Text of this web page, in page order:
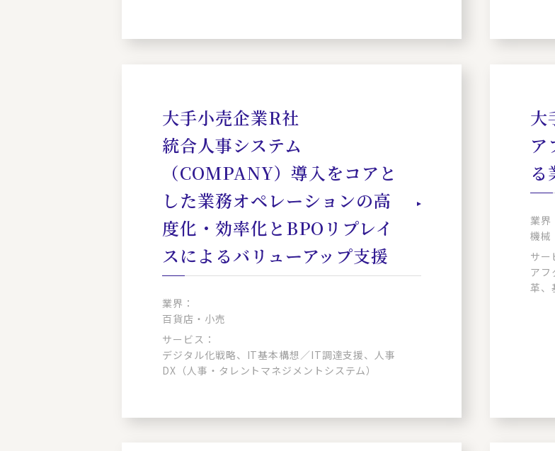
大手小売企業R社
統合人事システム
（COMPANY）導入をコアと
した業務オペレーションの高
度化・効率化とBPOリプレイ
スによるバリューアップ支援
業界：
百貨店・小売
サービス：
デジタル化戦略、IT基本構想／IT調達支援、人事
DX（人事・タレントマネジメントシステム）
大
ア
る
業界
機械
サー
アフ
革、